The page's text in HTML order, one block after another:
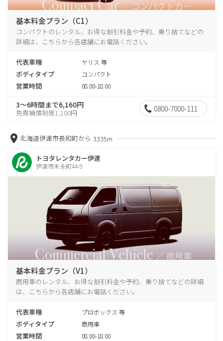
基本料金プラン（C1）
コンパクトのレンタル、お得な割引料金や予約、乗り捨てなどの
詳細は、こちらから各店舗にお電話ください。
代表車種 ヤリス 等
ボディタイプ コンパクト
営業時間 08:00-18:00
3～6時間まで6,160円
免責補償制度1,100円 0800-7000-111
北海道伊達市長和町から 3335m
トヨタレンタカー伊達
伊達市末永町44-9
基本料金プラン（V1）
商用車のレンタル、お得な割引料金や予約、乗り捨てなどの詳細
は、こちらから各店舗にお電話ください。
代表車種 プロボックス 等
ボディタイプ 商用車
営業時間 08:00-18:00